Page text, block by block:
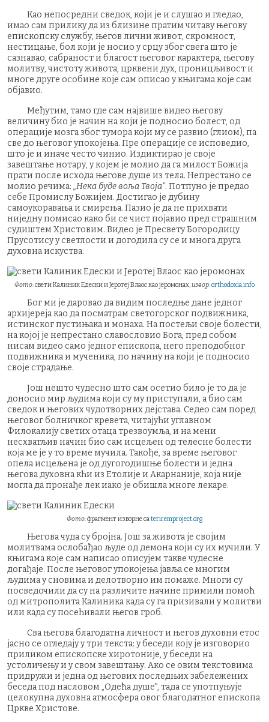
Као непосредни сведок, који је и слушао и гледао,
имао сам прилику да из близине пратим читаву његову
епископску службу, његов лични живот, скромност,
нестицање, бол који је носио у срцу због свега што је
сазнавао, сабраност и благост његовог карактера, његову
молитву, чистоту живота, црквени дух, проницљивост и
многе друге особине које сам описао у књигама које сам
објавио.
Међутим, тамо где сам највише видео његову
величину био је начин на који је подносио болест, од
операције мозга због тумора који му се развио (глиом), па
све до његовог упокојења. Пре операције се исповедио,
што је и иначе често чинио. Издиктирао је своје
завештање нотару, у којем је молио да га милост Божија
прати после исхода његове душе из тела. Непрестано се
молио речима: „Нека буде воља Твоја". Потпуно је предао
себе Промислу Божијем. Достигао је дубину
самоукоравања и смирења. Пазио је да не прихвати
ниједну помисао како би се чист појавио пред страшним
судиштем Христовим. Видео је Пресвету Богородицу
Прусотису у светлости и догодила су се и многа друга
духовна искуства.
Фото: свети Калиник Едески и Јеротеј Влаос као јеромонах,извор:orthodoxia.info
Бог ми је даровао да видим последње дане једног
архијереја као да посматрам светогорског подвижника,
истинског пустињака и монаха. На постељи своје болести,
на којој је непрестано славословио Бога, пред собом
нисам видео само једног епископа, него преподобног
подвижника и мученика, по начину на који је подносио
своје страдање.
Још нешто чудесно што сам осетио било је то да је
доносио мир људима који су му приступали, а био сам
сведок и његових чудотворних дејстава. Седео сам поред
његовог болничког кревета, читајући углавном
Филокалију светих отаца трезвоумља, и на мени
несхватљив начин био сам исцељен од телесне болести
која ме је у то време мучила. Такође, за време његовог
опела исцељена је од дугогодишње болести и једна
његова духовна кћи из Етолије и Акарнаније, која није
могла да пронађе лек иако је обишла многе лекаре.
Фото: фрагмент изворне саteriremproject.org
Његова чуда су бројна. Још за живота је својим
молитвама ослобађао људе од демона који су их мучили. У
књигама које сам написао описујем такве чудесне
догађаје. После његовог упокојења јавља се многим
људима у сновима и делотворно им помаже. Многи су
посведочили да су на различите начине примили помоћ
од митрополита Калиника када су га призивали у молитви
или када су посећивали његов гроб.
Сва његова благодатна личност и његов духовни етос
јасно се огледају у три текста: у беседи коју је изговорио
приликом епископске хиротоније, у беседи на
устоличењу и у свом завештању. Ако се овим текстовима
придружи и једна од његових последњих забележених
беседа под насловом „Одећа душе", тада се употпуњује
целокупна духовна атмосфера овог благодатног епископа
Цркве Христове.